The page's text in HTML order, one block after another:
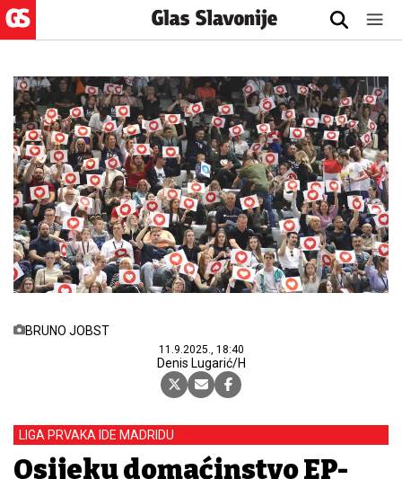
BRUNO JOBST
11.9.2025., 18:40
Denis Lugarić/H
LIGA PRVAKA IDE MADRIDU
Osijeku domaćinstvo EP-